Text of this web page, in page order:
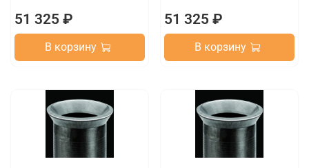
51 325 ₽
В корзину
51 325 ₽
В корзину